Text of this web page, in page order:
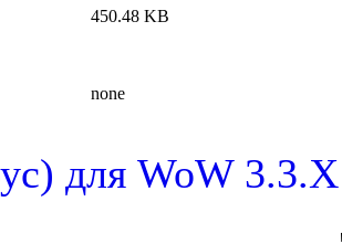
450.48 KB
none